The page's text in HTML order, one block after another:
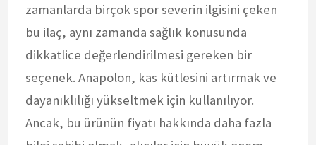
zamanlarda birçok spor severin ilgisini çeken
bu ilaç, aynı zamanda sağlık konusunda
dikkatlice değerlendirilmesi gereken bir
seçenek. Anapolon, kas kütlesini artırmak ve
dayanıklılığı yükseltmek için kullanılıyor.
Ancak, bu ürünün fiyatı hakkında daha fazla